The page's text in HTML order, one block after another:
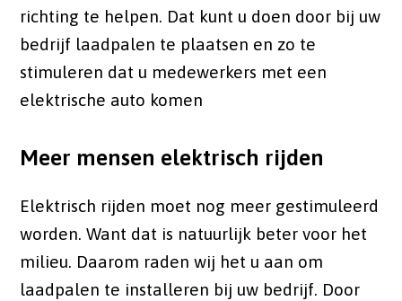
richting te helpen. Dat kunt u doen door bij uw
bedrijf laadpalen te plaatsen en zo te
stimuleren dat u medewerkers met een
elektrische auto komen
Meer mensen elektrisch rijden
Elektrisch rijden moet nog meer gestimuleerd
worden. Want dat is natuurlijk beter voor het
milieu. Daarom raden wij het u aan om
laadpalen te installeren bij uw bedrijf. Door